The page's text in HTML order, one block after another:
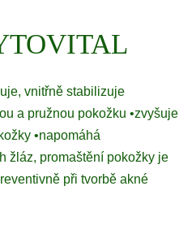
vnitřně stabilizuje
a pružnou pokožku •zvyšuje
•napomáhá
žláz, promaštění pokožky je
při tvorbě akné